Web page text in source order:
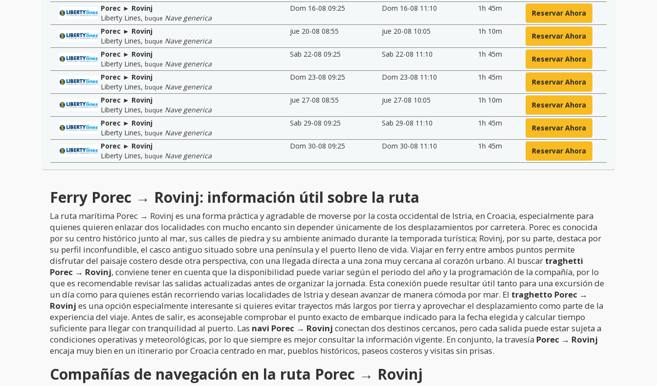
Porec ► Rovinj
Liberty Lines, buque Nave generica
Dom 16-08 09:25 Dom 16-08 11:10 1h 45m
Reservar Ahora
Porec ► Rovinj
Liberty Lines, buque Nave generica
jue 20-08 08:55 jue 20-08 10:05 1h 10m
Reservar Ahora
Porec ► Rovinj
Liberty Lines, buque Nave generica
Sab 22-08 09:25 Sab 22-08 11:10 1h 45m
Reservar Ahora
Porec ► Rovinj
Liberty Lines, buque Nave generica
Dom 23-08 09:25 Dom 23-08 11:10 1h 45m
Reservar Ahora
Porec ► Rovinj
Liberty Lines, buque Nave generica
jue 27-08 08:55 jue 27-08 10:05 1h 10m
Reservar Ahora
Porec ► Rovinj
Liberty Lines, buque Nave generica
Sab 29-08 09:25 Sab 29-08 11:10 1h 45m
Reservar Ahora
Porec ► Rovinj
Liberty Lines, buque Nave generica
Dom 30-08 09:25 Dom 30-08 11:10 1h 45m
Reservar Ahora
Ferry Porec → Rovinj: información útil sobre la ruta
La ruta marítima Porec → Rovinj es una forma práctica y agradable de moverse por la costa occidental de Istria, en Croacia, especialmente para
quienes quieren enlazar dos localidades con mucho encanto sin depender únicamente de los desplazamientos por carretera. Porec es conocida
por su centro histórico junto al mar, sus calles de piedra y su ambiente animado durante la temporada turística; Rovinj, por su parte, destaca por
su perfil inconfundible, el casco antiguo situado sobre una península y el puerto lleno de vida. Viajar en ferry entre ambos puntos permite
disfrutar del paisaje costero desde otra perspectiva, con una llegada directa a una zona muy cercana al corazón urbano. Al buscar traghetti
Porec → Rovinj, conviene tener en cuenta que la disponibilidad puede variar según el periodo del año y la programación de la compañía, por lo
que es recomendable revisar las salidas actualizadas antes de organizar la jornada. Esta conexión puede resultar útil tanto para una excursión de
un día como para quienes están recorriendo varias localidades de Istria y desean avanzar de manera cómoda por mar. El traghetto Porec →
Rovinj es una opción especialmente interesante si quieres evitar trayectos más largos por tierra y aprovechar el desplazamiento como parte de la
experiencia del viaje. Antes de salir, es aconsejable comprobar el punto exacto de embarque indicado para la fecha elegida y calcular tiempo
suficiente para llegar con tranquilidad al puerto. Las navi Porec → Rovinj conectan dos destinos cercanos, pero cada salida puede estar sujeta a
condiciones operativas y meteorológicas, por lo que siempre es mejor consultar la información vigente. En conjunto, la travesía Porec → Rovinj
encaja muy bien en un itinerario por Croacia centrado en mar, pueblos históricos, paseos costeros y visitas sin prisas.
Compañías de navegación en la ruta Porec → Rovinj